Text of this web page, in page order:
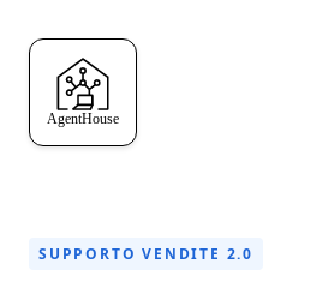
SUPPORTO VENDITE 2.0